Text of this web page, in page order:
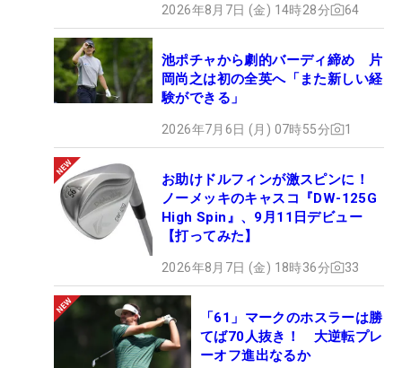
2026年8月7日 (金) 14時28分 64
池ポチャから劇的バーディ締め 片
岡尚之は初の全英へ「また新しい経
験ができる」
2026年7月6日 (月) 07時55分 1
お助けドルフィンが激スピンに！
ノーメッキのキャスコ『DW-125G
High Spin』、9月11日デビュー
【打ってみた】
2026年8月7日 (金) 18時36分 33
「61」マークのホスラーは勝
てば70人抜き！ 大逆転プレ
ーオフ進出なるか